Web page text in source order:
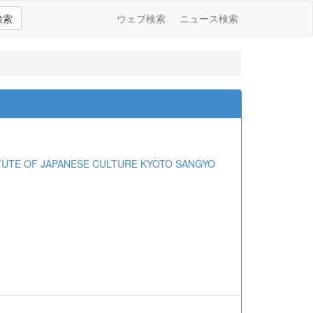
索 ウェブ検索 ニュース検索
OF JAPANESE CULTURE KYOTO SANGYO